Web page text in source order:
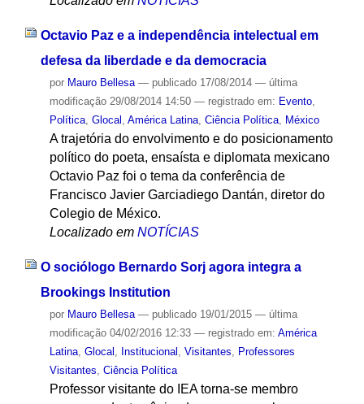
Octavio Paz e a independência intelectual em
defesa da liberdade e da democracia
por Mauro Bellesa — publicado17/08/2014 — última
modificação29/08/2014 14:50 — registrado em: Evento,
Política, Glocal , América Latina, Ciência Política, México
A trajetória do envolvimento e do posicionamento
político do poeta, ensaísta e diplomata mexicano
Octavio Paz foi o tema da conferência de
Francisco Javier Garciadiego Dantán, diretor do
Colegio de México.
Localizado em NOTÍCIAS
O sociólogo Bernardo Sorj agora integra a
Brookings Institution
por Mauro Bellesa — publicado19/01/2015 — última
modificação04/02/2016 12:33 — registrado em: América
Latina, Glocal Institucional Visitantes
Professores
Visitantes Ciência Política
Professor visitante do IEA torna-se membro